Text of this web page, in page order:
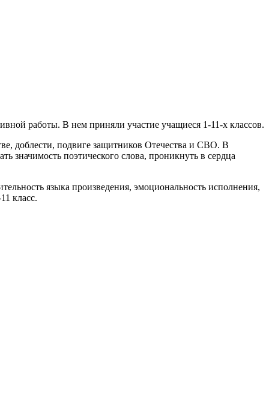
работы. В нем приняли участие учащиеся 1-11-х классов.
доблести, подвиге защитников Отечества и СВО. В
значимость поэтического слова, проникнуть в сердца
языка произведения, эмоциональность исполнения,
класс.